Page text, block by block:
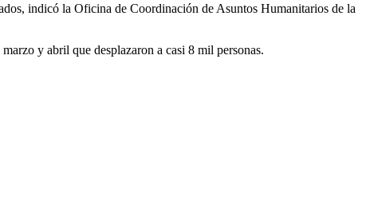
indicó la Oficina de Coordinación de Asuntos Humanitarios de la
marzo y abril que desplazaron a casi 8 mil personas.